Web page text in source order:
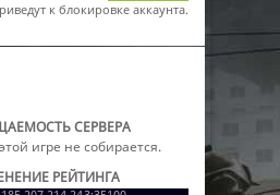
к блокировке аккаунта.
СЕРВЕРА
игре не собирается.
РЕЙТИНГА